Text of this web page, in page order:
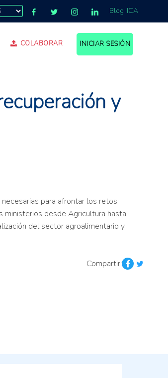
Blog IICA
COLABORAR INICIAR SESIÓN
y
para afrontar los retos
ministerios desde Agricultura hasta
del sector agroalimentario y
Compartir: